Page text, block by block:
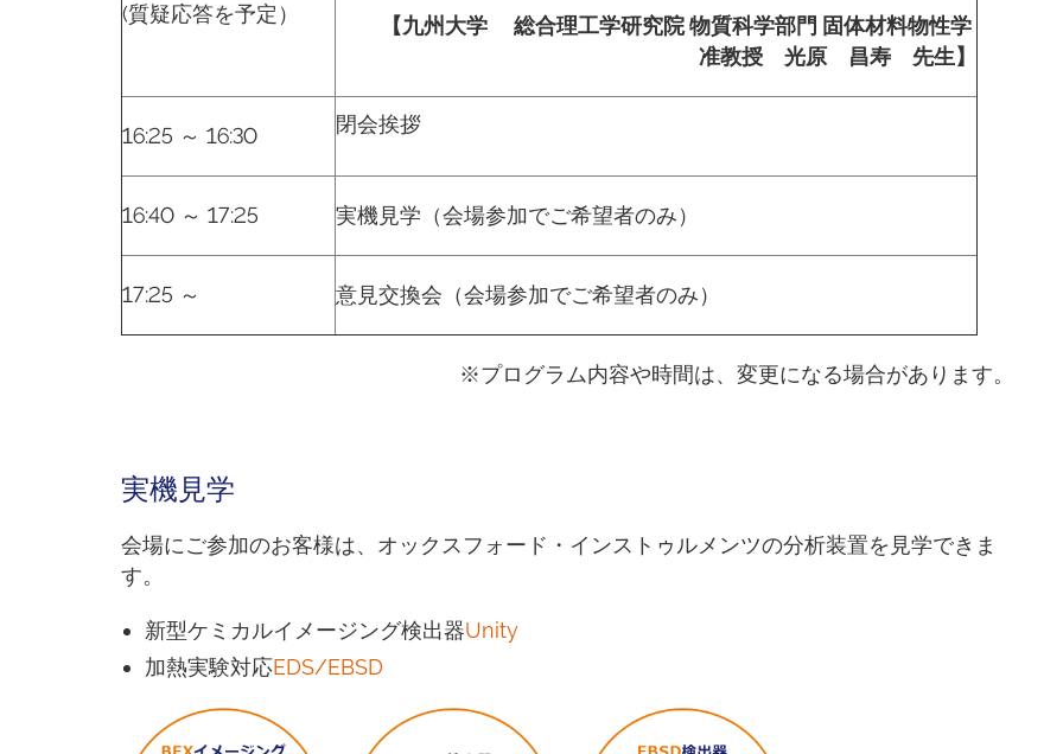
(質疑応答を予定）
【九州大学 総合理工学研究院 物質科学部門 固体材料物性学
准教授 光原 昌寿 先生】
16:25 ～ 16:30 閉会挨拶
16:40 ～ 17:25 実機見学（会場参加でご希望者のみ）
17:25 ～ 意見交換会（会場参加でご希望者のみ）
※プログラム内容や時間は、変更になる場合があります。
実機見学
会場にご参加のお客様は、オックスフォード・インストゥルメンツの分析装置を見学できま
す。
新型ケミカルイメージング検出器Unity
加熱実験対応EDS/EBSD